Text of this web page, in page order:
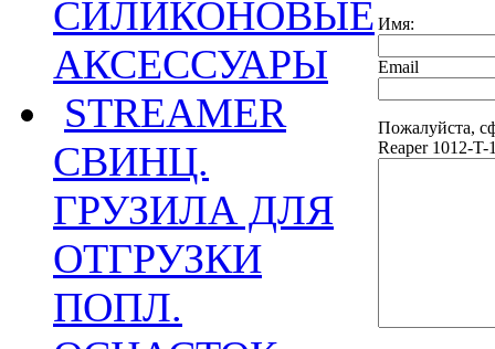
СИЛИКОНОВЫЕ
АКСЕССУАРЫ
STREAMER
СВИНЦ.
ГРУЗИЛА ДЛЯ
ОТГРУЗКИ
ПОПЛ.
Имя:
Email
Пожалуйста,
Reaper 1012-